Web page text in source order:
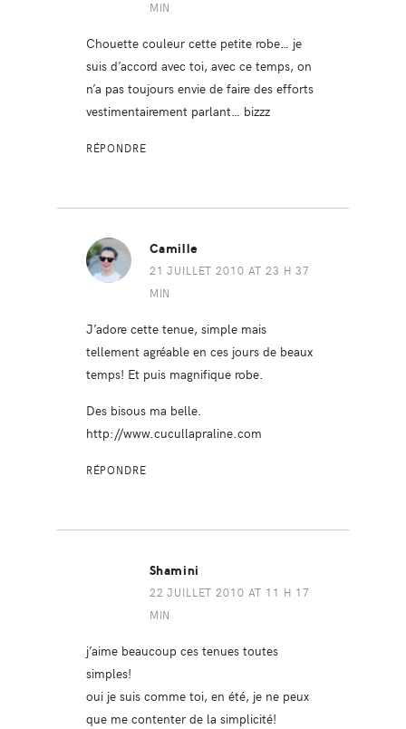
MIN
Chouette couleur cette petite robe… je
suis d’accord avec toi, avec ce temps, on
n’a pas toujours envie de faire des efforts
vestimentairement parlant… bizzz
RÉPONDRE
Camille
21 JUILLET 2010 AT 23 H 37
MIN
J’adore cette tenue, simple mais
tellement agréable en ces jours de beaux
temps! Et puis magnifique robe.
Des bisous ma belle.
http://www.cucullapraline.com
RÉPONDRE
Shamini
22 JUILLET 2010 AT 11 H 17
MIN
j’aime beaucoup ces tenues toutes
simples!
oui je suis comme toi, en été, je ne peux
que me contenter de la simplicité!